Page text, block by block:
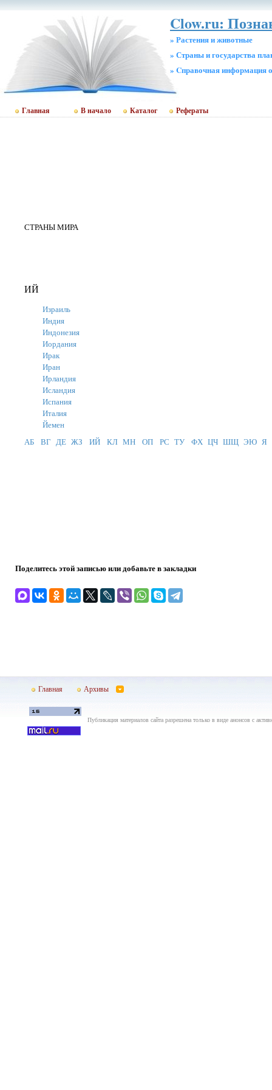
Clow.ru:
» Растения и животные
» Страны и государства
» Cправочная информация
Главная В начало Каталог Рефераты
СТРАНЫ МИРА
ИЙ
Израиль
Индия
Индонезия
Иордания
Ирак
Иран
Ирландия
Исландия
Испания
Италия
Йемен
АБ
ВГ ДЕ ЖЗ ИЙ КЛ МН ОП РС ТУ ФХ ЦЧ ШЩ ЭЮ Я
Поделитесь этой записью или добавьте в закладки
Главная Архивы
Публикация материалов сайта разрешена только в виде анонсов с